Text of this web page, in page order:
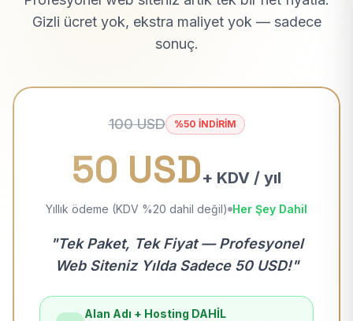
Gizli ücret yok, ekstra maliyet yok — sadece
sonuç.
100 USD %50 İNDİRİM
50 USD+ KDV / yıl
Yıllık ödeme (KDV %20 dahil değil) Her Şey Dahil
"Tek Paket, Tek Fiyat — Profesyonel
Web Siteniz Yılda Sadece 50 USD!"
Alan Adı + Hosting DAHİL